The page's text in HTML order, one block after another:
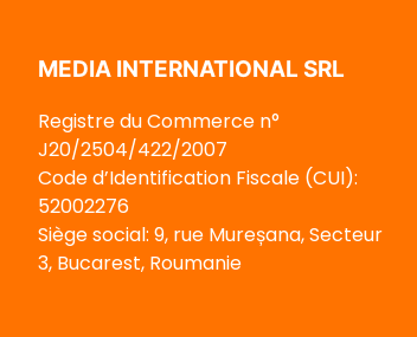
MEDIA INTERNATIONAL SRL
Registre du Commerce n°
J20/2504/422/2007
Code d’Identification Fiscale (CUI):
52002276
Siège social: 9, rue Mureșana, Secteur
3, Bucarest, Roumanie